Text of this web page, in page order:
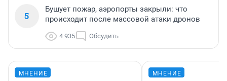
5
Бушует пожар, аэропорты закрыли: что
происходит после массовой атаки дронов
4 935 Обсудить
МНЕНИЕ МНЕНИЕ